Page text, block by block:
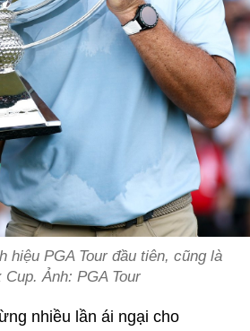
hiệu PGA Tour đầu tiên, cũng là
Cup. Ảnh: PGA Tour
nhiều lần ái ngại cho